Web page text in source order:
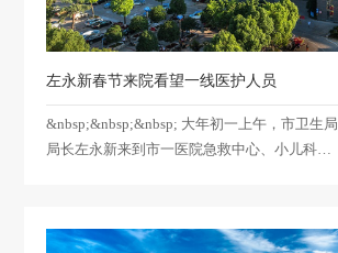
左永新春节来院看望一线医护人员
&nbsp;&nbsp;&nbsp; 大年初一上午，市卫生局
局长左永新来到市一医院急救中心、小儿科门